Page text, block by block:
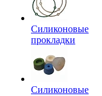
Силиконовые
прокладки
Силиконовые